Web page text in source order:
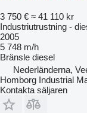
3 750 € ≈ 41 110 kr
Industriutrustning -
2005
5 748 m/h
Bränsle diesel
Nederländerna,
Homborg Industrial
Kontakta säljaren